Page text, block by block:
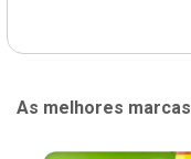
As melhores